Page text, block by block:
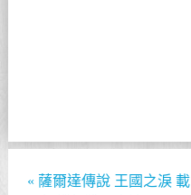
« 薩爾達傳說 王國之淚 載